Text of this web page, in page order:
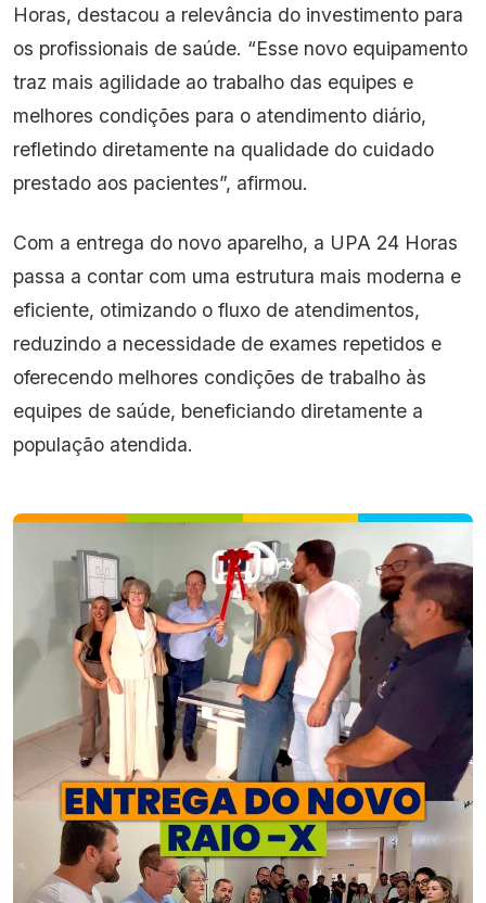
Horas, destacou a relevância do investimento para
os profissionais de saúde. “Esse novo equipamento
traz mais agilidade ao trabalho das equipes e
melhores condições para o atendimento diário,
refletindo diretamente na qualidade do cuidado
prestado aos pacientes”, afirmou.
Com a entrega do novo aparelho, a UPA 24 Horas
passa a contar com uma estrutura mais moderna e
eficiente, otimizando o fluxo de atendimentos,
reduzindo a necessidade de exames repetidos e
oferecendo melhores condições de trabalho às
equipes de saúde, beneficiando diretamente a
população atendida.